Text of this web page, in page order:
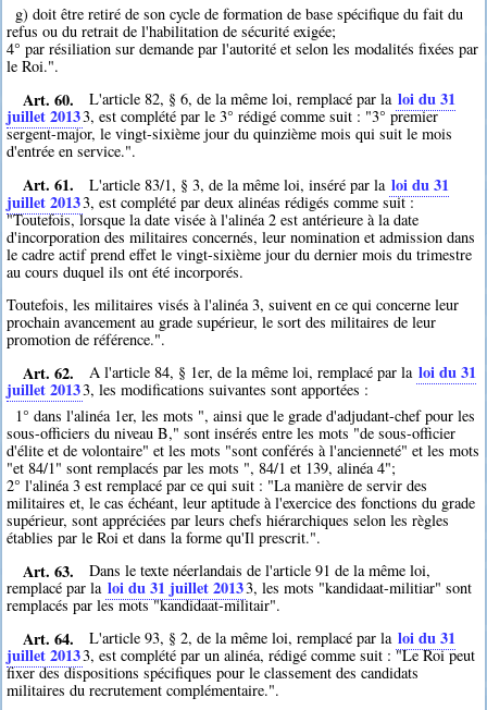
g) doit être retiré de son cycle de formation de base spécifique du fait du
refus ou du retrait de l'habilitation de sécurité exigée;
4° par résiliation sur demande par l'autorité et selon les modalités fixées par
le Roi.".
Art. 60. L'article 82, § 6, de la même loi, remplacé par la loi du 31
juillet 20133, est complété par le 3° rédigé comme suit : "3° premier
sergent-major, le vingt-sixième jour du quinzième mois qui suit le mois
d'entrée en service.".
Art. 61. L'article 83/1, § 3, de la même loi, inséré par la loi du 31
juillet 20133, est complété par deux alinéas rédigés comme suit :
"Toutefois, lorsque la date visée à l'alinéa 2 est antérieure à la date
d'incorporation des militaires concernés, leur nomination et admission dans
le cadre actif prend effet le vingt-sixième jour du dernier mois du trimestre
au cours duquel ils ont été incorporés.
Toutefois, les militaires visés à l'alinéa 3, suivent en ce qui concerne leur
prochain avancement au grade supérieur, le sort des militaires de leur
promotion de référence.".
Art. 62. A l'article 84, § 1er, de la même loi, remplacé par la loi du 31
juillet 20133, les modifications suivantes sont apportées :
1° dans l'alinéa 1er, les mots ", ainsi que le grade d'adjudant-chef pour les
sous-officiers du niveau B," sont insérés entre les mots "de sous-officier
d'élite et de volontaire" et les mots "sont conférés à l'ancienneté" et les mots
"et 84/1" sont remplacés par les mots ", 84/1 et 139, alinéa 4";
2° l'alinéa 3 est remplacé par ce qui suit : "La manière de servir des
militaires et, le cas échéant, leur aptitude à l'exercice des fonctions du grade
supérieur, sont appréciées par leurs chefs hiérarchiques selon les règles
établies par le Roi et dans la forme qu'Il prescrit.".
Art. 63.
Dans le texte néerlandais de l'article 91 de la même loi,
remplacé par la loi du 31 juillet 20133, les mots "kandidaat-militiar" sont
remplacés par les mots "kandidaat-militair".
Art. 64. L'article 93, § 2, de la même loi, remplacé par la loi du 31
juillet 20133, est complété par un alinéa, rédigé comme suit : "Le Roi peut
fixer des dispositions spécifiques pour le classement des candidats
militaires du recrutement complémentaire.".